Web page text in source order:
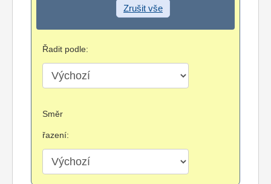
Zrušit vše
Řadit podle:
Směr
řazení: